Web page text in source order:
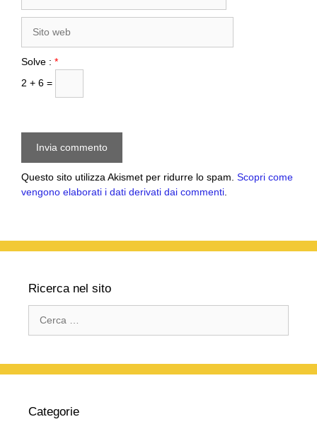
web
Solve : *
2 + 6 =
Questo sito utilizza Akismet per ridurre lo spam. Scopri come
vengono elaborati i dati derivati dai commenti.
Ricerca nel sito
per:
Categorie